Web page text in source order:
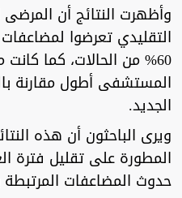
وأظهرت النتائج أن
التقليدي تعرضوا
60% من الحالات، كما
المستشفى أطول مقارنة
الجديد.
ويرى الباحثون أن هذه
المطورة على تقليل فترة
حدوث المضاعفات